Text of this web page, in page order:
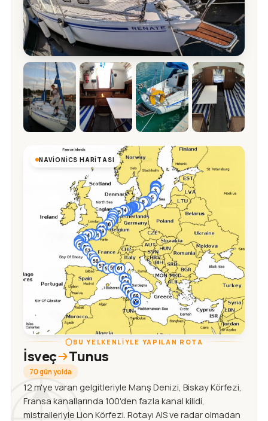
NAVIONICS HARITASI
BU YELKENLIYLE YAPILAN ROTA
İsveç Tunus
70 gün yolda
12 m'ye varan gelgitleriyle Manş Denizi, Biskay Körfezi,
Fransa kanallarında 100'den fazla kanal kilidi,
mistralleriyle Lion Körfezi. Rotayı AIS ve radar olmadan